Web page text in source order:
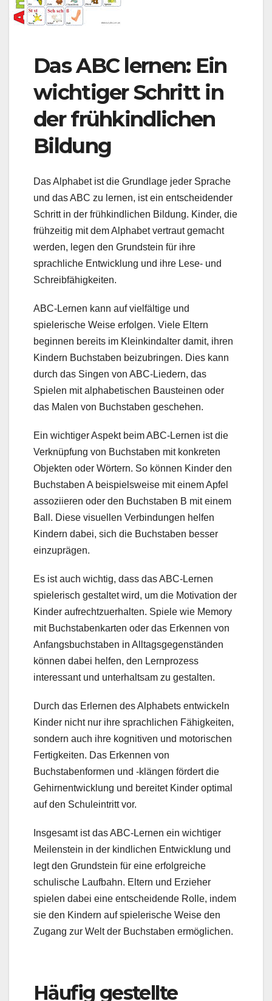
Das ABC lernen: Ein
wichtiger Schritt in
der frühkindlichen
Bildung
Das Alphabet ist die Grundlage jeder Sprache
und das ABC zu lernen, ist ein entscheidender
Schritt in der frühkindlichen Bildung. Kinder, die
frühzeitig mit dem Alphabet vertraut gemacht
werden, legen den Grundstein für ihre
sprachliche Entwicklung und ihre Lese- und
Schreibfähigkeiten.
ABC-Lernen kann auf vielfältige und
spielerische Weise erfolgen. Viele Eltern
beginnen bereits im Kleinkindalter damit, ihren
Kindern Buchstaben beizubringen. Dies kann
durch das Singen von ABC-Liedern, das
Spielen mit alphabetischen Bausteinen oder
das Malen von Buchstaben geschehen.
Ein wichtiger Aspekt beim ABC-Lernen ist die
Verknüpfung von Buchstaben mit konkreten
Objekten oder Wörtern. So können Kinder den
Buchstaben A beispielsweise mit einem Apfel
assoziieren oder den Buchstaben B mit einem
Ball. Diese visuellen Verbindungen helfen
Kindern dabei, sich die Buchstaben besser
einzuprägen.
Es ist auch wichtig, dass das ABC-Lernen
spielerisch gestaltet wird, um die Motivation der
Kinder aufrechtzuerhalten. Spiele wie Memory
mit Buchstabenkarten oder das Erkennen von
Anfangsbuchstaben in Alltagsgegenständen
können dabei helfen, den Lernprozess
interessant und unterhaltsam zu gestalten.
Durch das Erlernen des Alphabets entwickeln
Kinder nicht nur ihre sprachlichen Fähigkeiten,
sondern auch ihre kognitiven und motorischen
Fertigkeiten. Das Erkennen von
Buchstabenformen und -klängen fördert die
Gehirnentwicklung und bereitet Kinder optimal
auf den Schuleintritt vor.
Insgesamt ist das ABC-Lernen ein wichtiger
Meilenstein in der kindlichen Entwicklung und
legt den Grundstein für eine erfolgreiche
schulische Laufbahn. Eltern und Erzieher
spielen dabei eine entscheidende Rolle, indem
sie den Kindern auf spielerische Weise den
Zugang zur Welt der Buchstaben ermöglichen.
Häufig gestellte